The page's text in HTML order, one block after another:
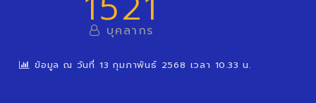
บุคลากร
ข้อมูล ณ วันที่ 13 กุมภาพันธ์ 2568 เวลา 10.33 น.